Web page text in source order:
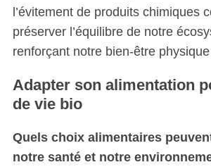
l’évitement de produits chimiques
préserver l’équilibre de notre
renforçant notre bien-être
Adapter son alimentation
de vie bio
Quels choix alimentaires
notre santé et notre